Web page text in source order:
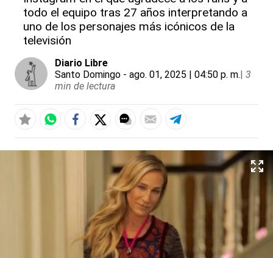
todo el equipo tras 27 años interpretando a
uno de los personajes más icónicos de la
televisión
Diario Libre
Santo Domingo - ago. 01, 2025 | 04:50 p. m.| 3
min de lectura